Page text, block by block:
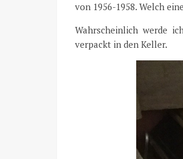
von 1956-1958. Welch
Wahrscheinlich werde
verpackt in den Keller.